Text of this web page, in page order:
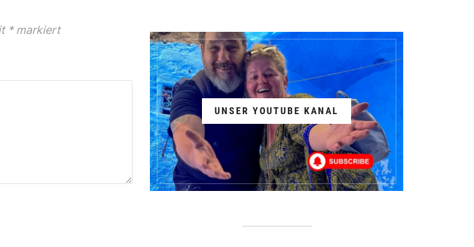
*markiert
UNSER YOUTUBE KANAL